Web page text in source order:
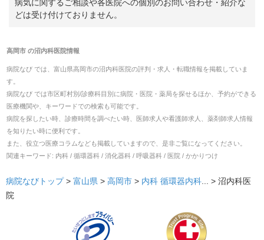
病気に関するご相談や各医院への個別のお問い合わせ・紹介な
どは受け付けておりません。
高岡市の沼内科医院情報
病院なび では、 富山県高岡市の沼内科医院の評判・求人・転職情報を掲載していま
す。
病院なび では市区町村別/診療科目別に病院・医院・薬局を探せるほか、予約ができる
医療機関や、キーワードでの検索も可能です。
病院を探したい時、診療時間を調べたい時、医師求人や看護師求人、薬剤師求人情報
を知りたい時に便利です。
また、役立つ医療コラムなども掲載していますので、是非ご覧になってください。
関連キーワード: 内科 / 循環器科 / 消化器科 / 呼吸器科 / 医院 / かかりつけ
病院なびトップ > 富山県 > 高岡市 > 内科 循環器内科... > 沼内科医
院